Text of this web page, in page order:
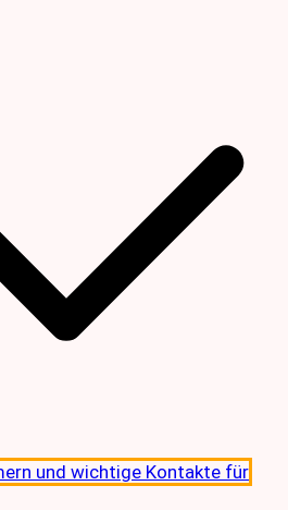
und wichtige Kontakte für